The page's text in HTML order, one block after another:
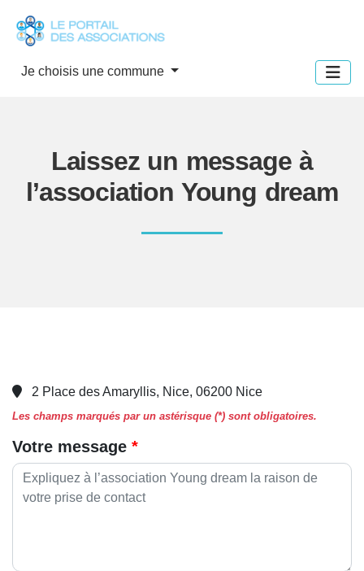
Je choisis une commune
Laissez un message à
l’association Young dream
2 Place des Amaryllis, Nice, 06200 Nice
Les champs marqués par un astérisque (*) sont obligatoires.
Votre message